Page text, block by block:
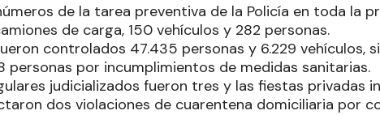
de la tarea preventiva de la Policía en toda la
de carga, 150 vehículos y 282 personas.
controlados 47.435 personas y 6.229 vehículos,
personas por incumplimientos de medidas sanitarias.
judicializados fueron tres y las fiestas privadas
dos violaciones de cuarentena domiciliaria por